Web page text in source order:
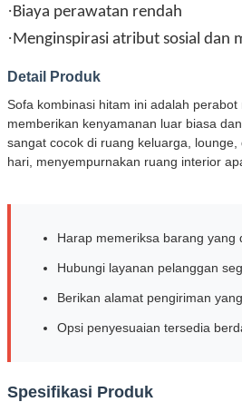
·Biaya perawatan rendah
·Menginspirasi atribut sosial dan
Detail Produk
Sofa kombinasi hitam ini adalah
memberikan kenyamanan luar biasa
sangat cocok di ruang keluarga,
hari, menyempurnakan ruang interior
Harap memeriksa barang
Hubungi layanan pelanggan
Berikan alamat pengiriman
Opsi penyesuaian tersedia
Spesifikasi Produk